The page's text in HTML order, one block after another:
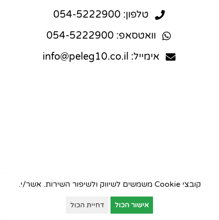
טלפון: 054-5222900
וואטסאפ: 054-5222900
אימייל: info@peleg10.co.il
קובצי Cookie משמשים לשיווק ולשיפור השירות. אשר/י.
אישור הכול דחיית הכול